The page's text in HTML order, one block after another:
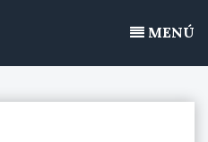
contenidoMENÚ